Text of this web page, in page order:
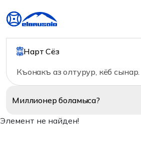
Нарт Сёз
Къонакъ аз олтурур, кёб сынар.
Миллионерболамыса?
Элемент не найден!